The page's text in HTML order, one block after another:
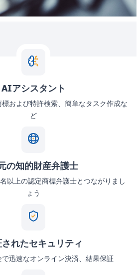
AIアシスタント
および特許検索、簡単なタスク作成な
ど
の知的財産弁護士
以上の認定商標弁護士とつながりまし
ょう
れたセキュリティ
迅速なオンライン決済、結果保証